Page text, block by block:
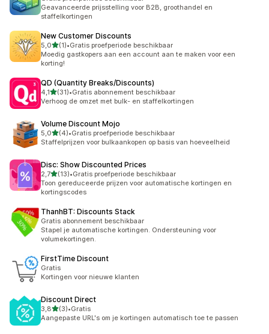
Geavanceerde prijsstelling voor B2B, groothandel en
staffelkortingen
New Customer Discounts
5,0van 5 sterren
(1)
1 recensies in totaal
•Gratis proefperiode beschikbaar
Moedig gastkopers aan een account aan te maken voor een
korting!
QD (Quantity Breaks/Discounts)
4,1van 5 sterren
(31)
31 recensies in totaal
•Gratis abonnement beschikbaar
Verhoog de omzet met bulk- en staffelkortingen
Volume Discount Mojo
5,0van 5 sterren
(4)
4 recensies in totaal
•Gratis proefperiode beschikbaar
Staffelprijzen voor bulkaankopen op basis van hoeveelheid
Disc: Show Discounted Prices
2,7van 5 sterren
(13)
13 recensies in totaal
•Gratis proefperiode beschikbaar
Toon gereduceerde prijzen voor automatische kortingen en
kortingscodes
ThanhBT: Discounts Stack
Gratis abonnement beschikbaar
Stapel je automatische kortingen. Ondersteuning voor
volumekortingen.
FirstTime Discount
Gratis
Kortingen voor nieuwe klanten
Discount Direct
3,8van 5 sterren
(3)
3 recensies in totaal
•Gratis
Aangepaste URL's om je kortingen automatisch toe te passen